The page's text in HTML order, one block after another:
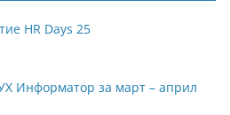
HR Days 25
Информатор за март – април